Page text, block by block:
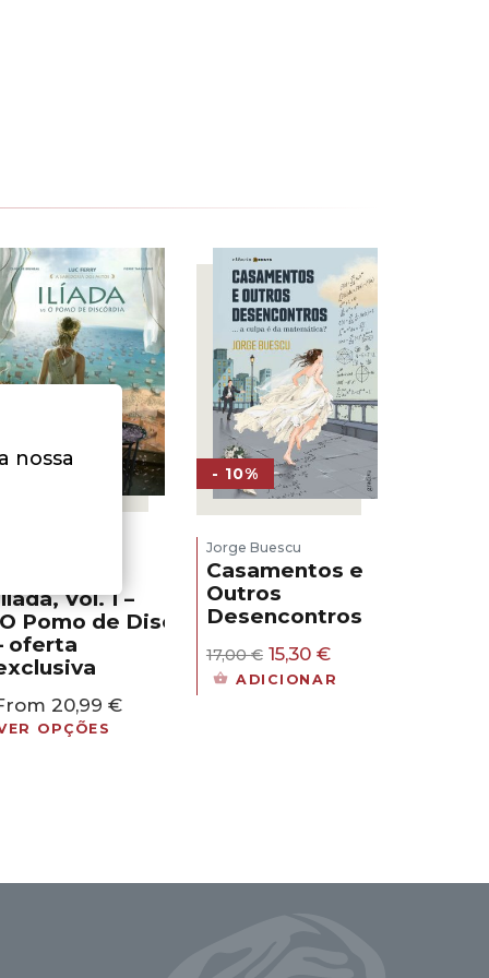
- 30%
Vol. 1 –
O Pomo de Discórdia
oferta
20,99€
OPÇÕES
- 10%
Jorge Buescu
Casamentos e
Outros
Desencontros
17,00€ O
preço
15,30 €O
preço
ADICIONAR
nossa